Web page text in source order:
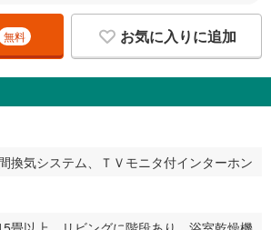
無料 お気に入りに追加
換気システム、ＴＶモニタ付インターホン